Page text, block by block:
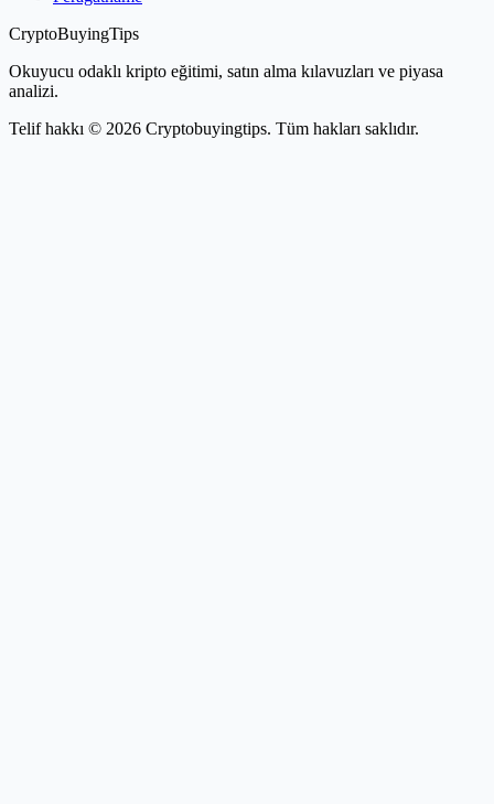
CryptoBuyingTips
Okuyucu odaklı kripto eğitimi, satın alma kılavuzları ve piyasa
analizi.
Telif hakkı © 2026 Cryptobuyingtips. Tüm hakları saklıdır.